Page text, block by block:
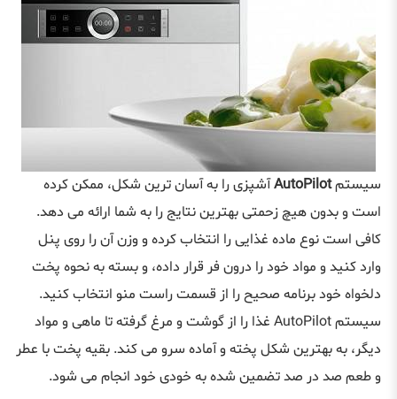
سیستمAutoPilotآشپزی را به آسان ‌ترین شکل، ممکن کرده
است و بدون هیچ زحمتی بهترین نتایج را به شما ارائه می دهد.
کافی است نوع ماده‌ غذایی را انتخاب کرده و وزن آن را روی پنل
وارد کنید و مواد خود را درون فر قرار داده، و بسته به نحوه پخت
دلخواه خود برنامه صحیح را از قسمت راست منو انتخاب کنید.
سیستم AutoPilot غذا را از گوشت و مرغ گرفته تا ماهی و مواد
دیگر، به بهترین شکل پخته و آماده‌ سرو می‌ کند. بقیه پخت با عطر
و طعم صد در صد تضمین شده به خودی خود انجام می شود.